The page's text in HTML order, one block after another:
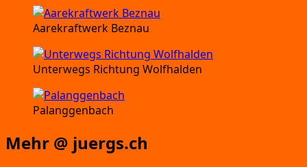
Aarekraftwerk Beznau
Unterwegs Richtung Wolfhalden
Palanggenbach
Mehr @ juergs.ch